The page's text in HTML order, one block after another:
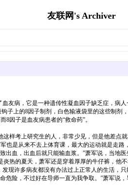
友联网's Archiver
病，它是一种遗传性凝血因子缺乏症，病人
上的8因子制剂，白色输液袋里的这些制剂
因子是血友病患者的“救命药”。
考上研究生的人，非常少见，但是他差点就
是从来不去上体育课，最大的运动就是走路
，出血后就只能输血浆。”萧军说，当地医
的夏天，萧军还是穿着厚厚的牛仔裤，他不
许多病友都没有办法过上正常人的生活，只
，不过好在导师一直为我争取。”萧军说